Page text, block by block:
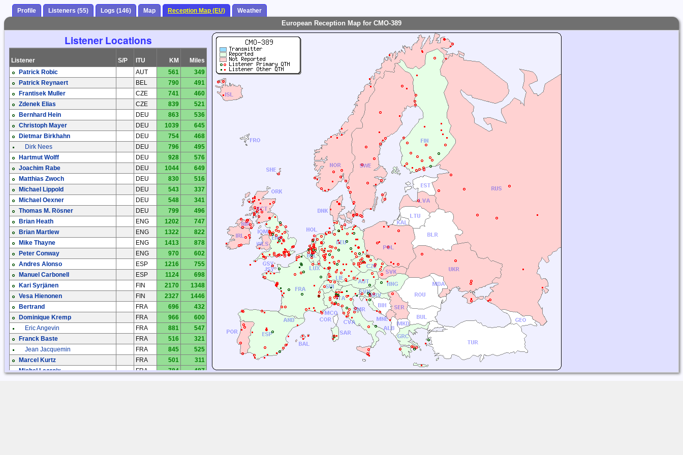
Profile Listeners (55) Logs (146) Map Reception Map (EU) Weather
European Reception Map for CMO-389
Listener Locations
Listener S/P ITU KM
Miles
Patrick Robic
AUT 561
349
Patrick Reynaert
BEL 790
491
Frantisek Muller
CZE 741
460
Zdenek Elias
CZE 839
521
Bernhard Hein
DEU 863
536
Christoph Mayer
DEU 1039
645
Dietmar Birkhahn
DEU 754
468
Dirk Nees
DEU 796
495
Hartmut Wolff
DEU 928
576
Joachim Rabe
DEU 1044
649
Matthias Zwoch
DEU 830
516
Michael Lippold
DEU 543
337
Michael Oexner
DEU 548
341
Thomas M. Rösner
DEU 799
496
Brian Heath
ENG 1202
747
Brian Martlew
ENG 1322
822
Mike Thayne
ENG 1413
878
Peter Conway
ENG 970
602
Andres Alonso
ESP 1216
755
Manuel Carbonell
ESP 1124
698
Kari Syrjänen
FIN 2170
1348
Vesa Hienonen
FIN 2327
1446
Bertrand
FRA 696
432
Dominique Kremp
FRA 966
600
Eric Angevin
FRA 881
547
Franck Baste
FRA 516
321
Jean Jacquemin
FRA 845
525
Marcel Kurtz
FRA 501
311
Michel Lacroix
FRA 784
487